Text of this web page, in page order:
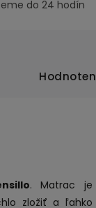
do 24 hodín
. Matrac je
zložiť a ľahko